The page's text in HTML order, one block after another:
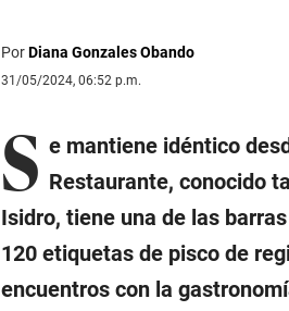
PorDiana Gonzales Obando
31/05/2024, 06:52 p.m.
S e mantiene idéntico
Restaurante, conocido
Isidro, tiene una de las
120 etiquetas de pisco de
encuentros con la